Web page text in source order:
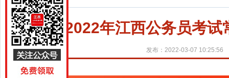
2022年江西公务员考试
发布：2022-03-07 10:25:56